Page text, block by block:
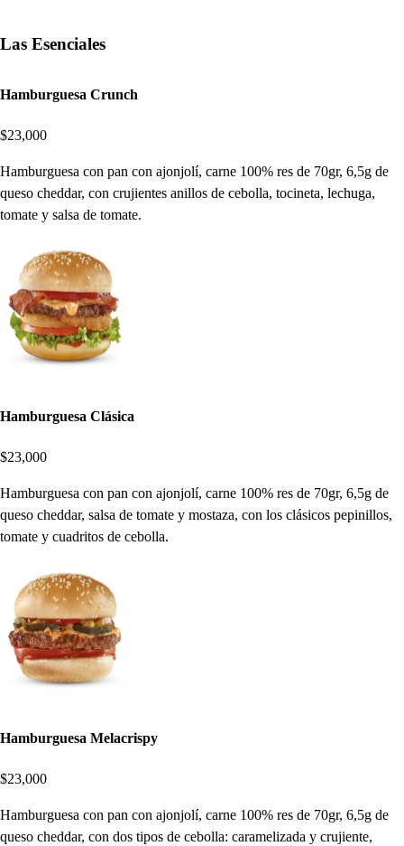
Las Esenciales
Hamburguesa Crunch
$23,000
Hamburguesa con pan con ajonjolí, carne 100% res de 70gr, 6,5g de
queso cheddar, con crujientes anillos de cebolla, tocineta, lechuga,
tomate y salsa de tomate.
Hamburguesa Clásica
$23,000
Hamburguesa con pan con ajonjolí, carne 100% res de 70gr, 6,5g de
queso cheddar, salsa de tomate y mostaza, con los clásicos pepinillos,
tomate y cuadritos de cebolla.
Hamburguesa Melacrispy
$23,000
Hamburguesa con pan con ajonjolí, carne 100% res de 70gr, 6,5g de
queso cheddar, con dos tipos de cebolla: caramelizada y crujiente,